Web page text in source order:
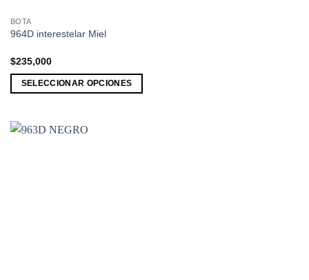
BOTA
964D interestelar Miel
$235,000
SELECCIONAR OPCIONES
Este
producto
tiene
variantes.
se